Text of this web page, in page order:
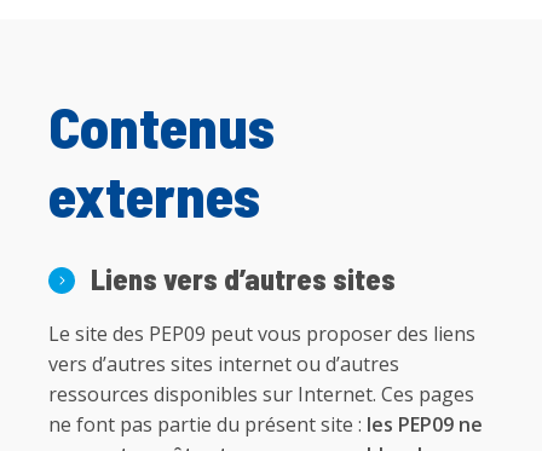
Contenus
externes
Liens vers d’autres sites
Le site des PEP09 peut vous proposer des liens
vers d’autres sites internet ou d’autres
ressources disponibles sur Internet. Ces pages
ne font pas partie du présent site : les PEP09 ne